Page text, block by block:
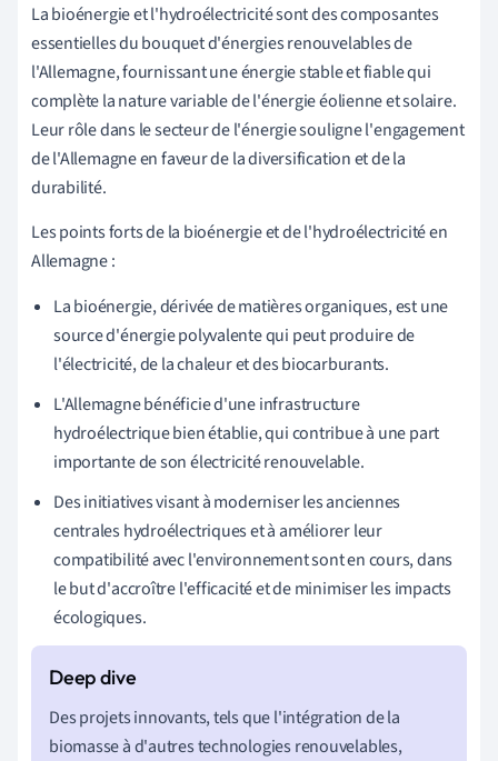
La bioénergie et l'hydroélectricité sont des composantes
essentielles du bouquet d'énergies renouvelables de
l'Allemagne, fournissant une énergie stable et fiable qui
complète la nature variable de l'énergie éolienne et solaire.
Leur rôle dans le secteur de l'énergie souligne l'engagement
de l'Allemagne en faveur de la diversification et de la
durabilité.
Les points forts de la bioénergie et de l'hydroélectricité en
Allemagne :
La bioénergie, dérivée de matières organiques, est une
source d'énergie polyvalente qui peut produire de
l'électricité, de la chaleur et des biocarburants.
L'Allemagne bénéficie d'une infrastructure
hydroélectrique bien établie, qui contribue à une part
importante de son électricité renouvelable.
Des initiatives visant à moderniser les anciennes
centrales hydroélectriques et à améliorer leur
compatibilité avec l'environnement sont en cours, dans
le but d'accroître l'efficacité et de minimiser les impacts
écologiques.
Des projets innovants, tels que l'intégration de la
biomasse à d'autres technologies renouvelables,